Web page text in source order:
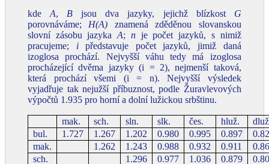
kdeA, B jsou dva jazyky, jejichž blízkost G
porovnáváme; H(A) znamená zděděnou slovanskou
slovní zásobu jazykaA; n je počet jazyků, s nimiž
pracujeme; ipředstavuje počet jazyků, jimiž daná
izoglosa prochází. Nejvyšší váhu tedy má izoglosa
procházející dvěma jazyky (i = 2), nejmenší taková,
která prochází všemi (i = n). Nejvyšší výsledek
vyjadřuje tak nejužší příbuznost, podle Žuravlevových
výpočtů 1.935 pro horní a dolní lužickou srbštinu.
mak. sch. sln. slk. čes. hluž.
bul.
1.727 1.267 1.202 0.980 0.995 0.897
mak.
1.262 1.243 0.988 0.932 0.911
sch.
1.296 0.977 1.036 0.879